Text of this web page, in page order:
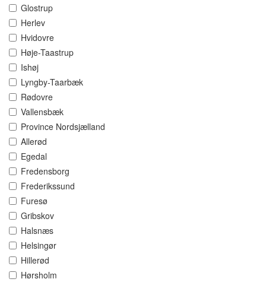
Glostrup
Herlev
Hvidovre
Høje-Taastrup
Ishøj
Lyngby-Taarbæk
Rødovre
Vallensbæk
Province Nordsjælland
Allerød
Egedal
Fredensborg
Frederikssund
Furesø
Gribskov
Halsnæs
Helsingør
Hillerød
Hørsholm